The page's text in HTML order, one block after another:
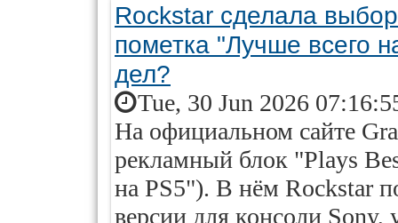
Rockstar сделала
пометка "Лучше всего
дел?
Tue, 30 Jun 2026
На официальном сайте
рекламный блок "Plays
на PS5"). В нём Rockstar
версии для консоли Sony,